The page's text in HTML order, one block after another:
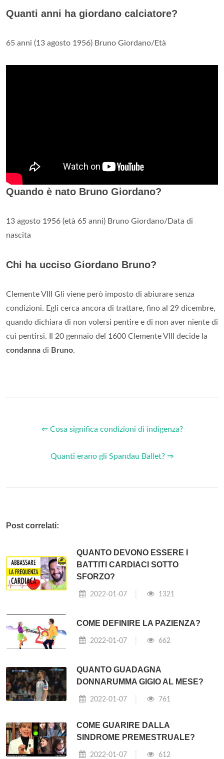
Quanti anni ha giordano calciatore?
65 anni (13 agosto 1956) Bruno Giordano/Età
Quando è nato Bruno Giordano?
13 agosto 1956 (età 65 anni) Bruno Giordano/Data di
nascita
Chi ha ucciso Giordano Bruno?
Clemente VIII Gli viene però imposto di abiurare senza
condizioni. Egli cerca ancora di trattare, fino al 29 dicembre,
quando dichiara di non volersi pentire e di non aver niente di
cui pentirsi. Il 20 gennaio del 1600 Clemente VIII decide la
condanna di Bruno.
⇐ Cosa significa condizioni di indigenza?
Quanti erano gli Spandau Ballet? ⇒
Post correlati:
QUANTO DEVONO ESSERE I
BATTITI CARDIACI SOTTO
SFORZO?
2022-01-07 1321
COME DEFINIRE LA PAZIENZA?
2022-01-07 662
QUANTO GUADAGNA
DONNARUMMA GIGIO AL MESE?
2022-01-07 761
COME GUARIRE DALLA
SINDROME PREMESTRUALE?
2022-01-07 612